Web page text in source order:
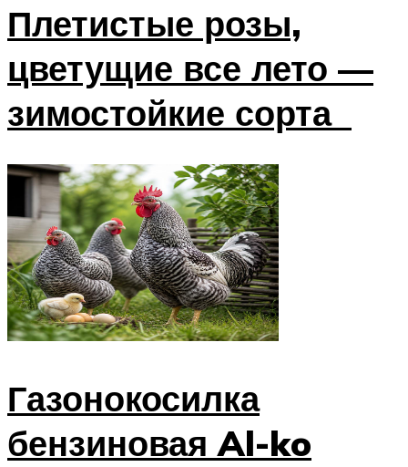
Плетистые розы,
цветущие все лето —
зимостойкие сорта
Газонокосилка
бензиновая Al-ko